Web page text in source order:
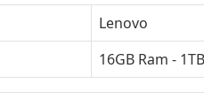
Lenovo
16GB Ram -